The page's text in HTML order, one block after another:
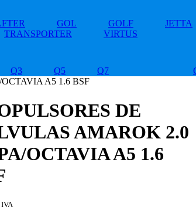
GOL GOLF JETTA
TRANSPORTER VIRTUS
Q3 Q5 Q7
A5 1.6 BSF
DE
AMAROK 2.0
OCTAVIA A5 1.6
IVA